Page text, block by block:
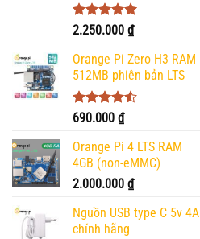
Được xếp
5 sao
2.250.000 ₫
Orange Pi Zero H3 RAM
512MB phiên bản LTS
Được xếp
4.50
5 sao
690.000 ₫
Orange Pi 4 LTS RAM
4GB (non-eMMC)
2.000.000 ₫
Nguồn USB type C 5v 4A
chính hãng